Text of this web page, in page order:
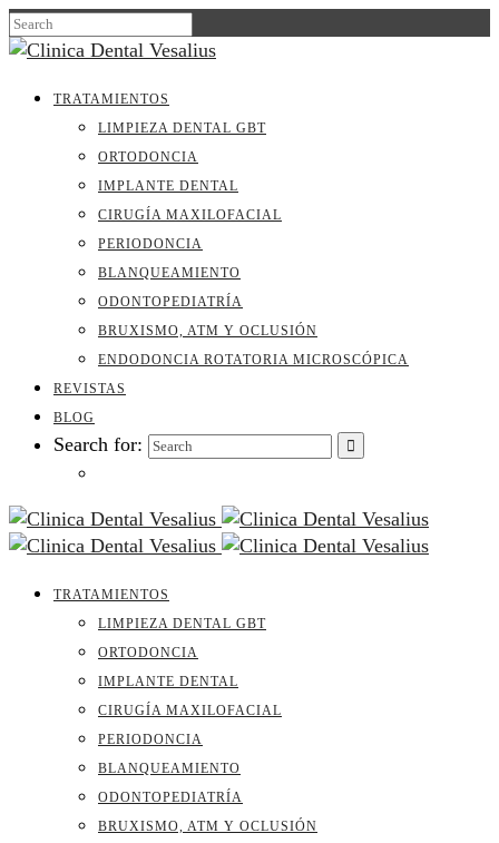
TRATAMIENTOS
LIMPIEZA DENTAL GBT
ORTODONCIA
IMPLANTE DENTAL
CIRUGÍA MAXILOFACIAL
PERIODONCIA
BLANQUEAMIENTO
ODONTOPEDIATRÍA
BRUXISMO, ATM Y OCLUSIÓN
ENDODONCIA ROTATORIA MICROSCÓPICA
REVISTAS
BLOG
Search for:
TRATAMIENTOS
LIMPIEZA DENTAL GBT
ORTODONCIA
IMPLANTE DENTAL
CIRUGÍA MAXILOFACIAL
PERIODONCIA
BLANQUEAMIENTO
ODONTOPEDIATRÍA
BRUXISMO, ATM Y OCLUSIÓN